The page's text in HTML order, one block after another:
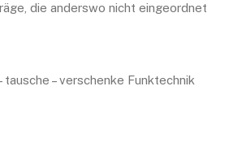
die anderswo nicht eingeordnet
tausche – verschenke Funktechnik